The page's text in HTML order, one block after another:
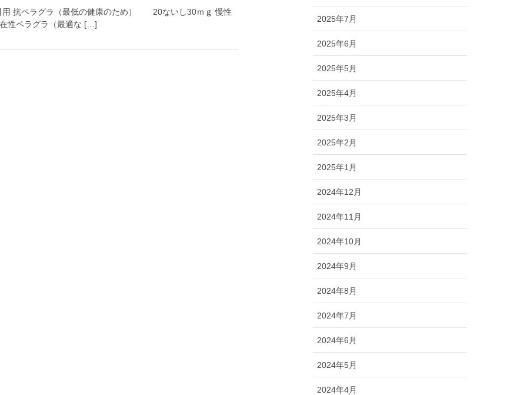
抗ペラグラ（最低の健康のため） 20ないし30ｍｇ 慢性
性ペラグラ（最適な […]
2025年7月
2025年6月
2025年5月
2025年4月
2025年3月
2025年2月
2025年1月
2024年12月
2024年11月
2024年10月
2024年9月
2024年8月
2024年7月
2024年6月
2024年5月
2024年4月